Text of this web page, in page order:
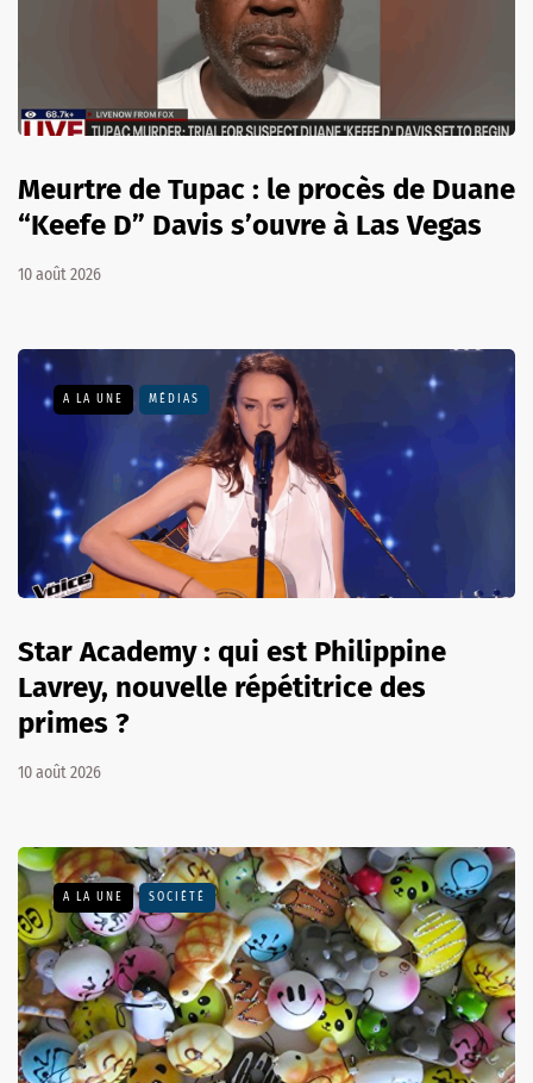
Meurtre de Tupac : le procès de Duane
“Keefe D” Davis s’ouvre à Las Vegas
10 août 2026
A LA UNE MÉDIAS
Star Academy : qui est Philippine
Lavrey, nouvelle répétitrice des
primes ?
10 août 2026
A LA UNE SOCIÉTÉ